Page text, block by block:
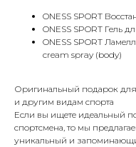
ONESS SPORT
ONESS SPORT Гель
ONESS SPORT
cream spray (body)
Оригинальный подарок для
и другим видам спорта
Если вы ищете идеальный
спортсмена, то мы
уникальный и